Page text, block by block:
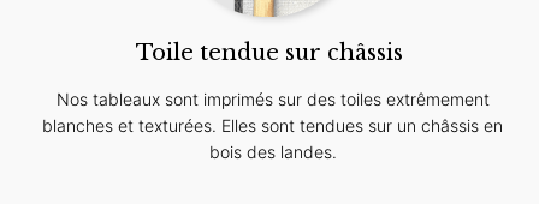
Toile tendue sur châssis
Nos tableaux sont imprimés sur des toiles extrêmement
blanches et texturées. Elles sont tendues sur un châssis en
bois des landes.